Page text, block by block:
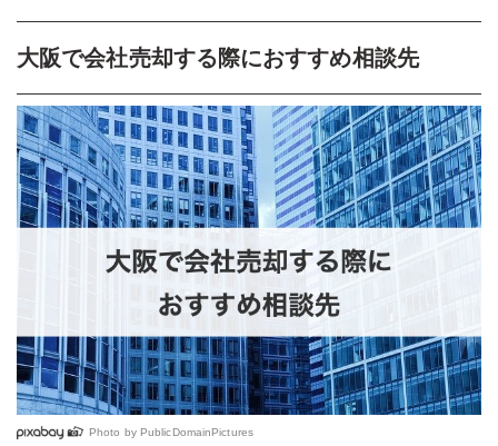
大阪で会社売却する際におすすめ相談先
Photo by PublicDomainPictures